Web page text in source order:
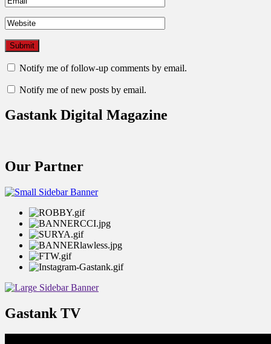
Notify me of follow-up comments by email.
Notify me of new posts by email.
Gastank Digital Magazine
Our Partner
Gastank TV